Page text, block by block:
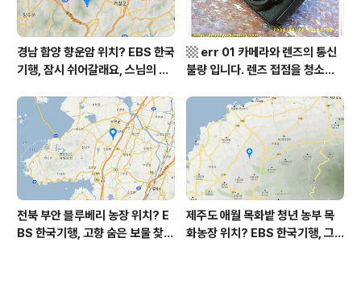
경남 함양 향운암 위치? EBS 한국
기행, 잠시 쉬어갈래요, 스님의 어
상남도 함양군 가볼 만한 곳, 용추
계곡 향운암 명천스님, 덕유산 황
석산 거망산 기백산
▩ err 01 카메라와 렌즈의 통신
불량 입니다. 렌즈 접점을 청소하
전북 부안 블루베리 농장 위치? E
BS 한국기행, 고향 숨은 보물 찾
제주도 애월 목화밭 청년 농부 목
화농장 위치? EBS 한국기행, 그